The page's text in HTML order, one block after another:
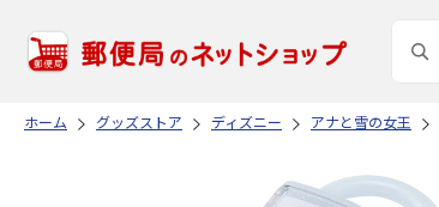
ホーム グッズストア ディズニー アナと雪の女王